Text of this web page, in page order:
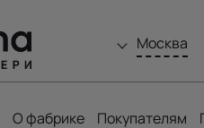
Москва
О фабрике Покупателям